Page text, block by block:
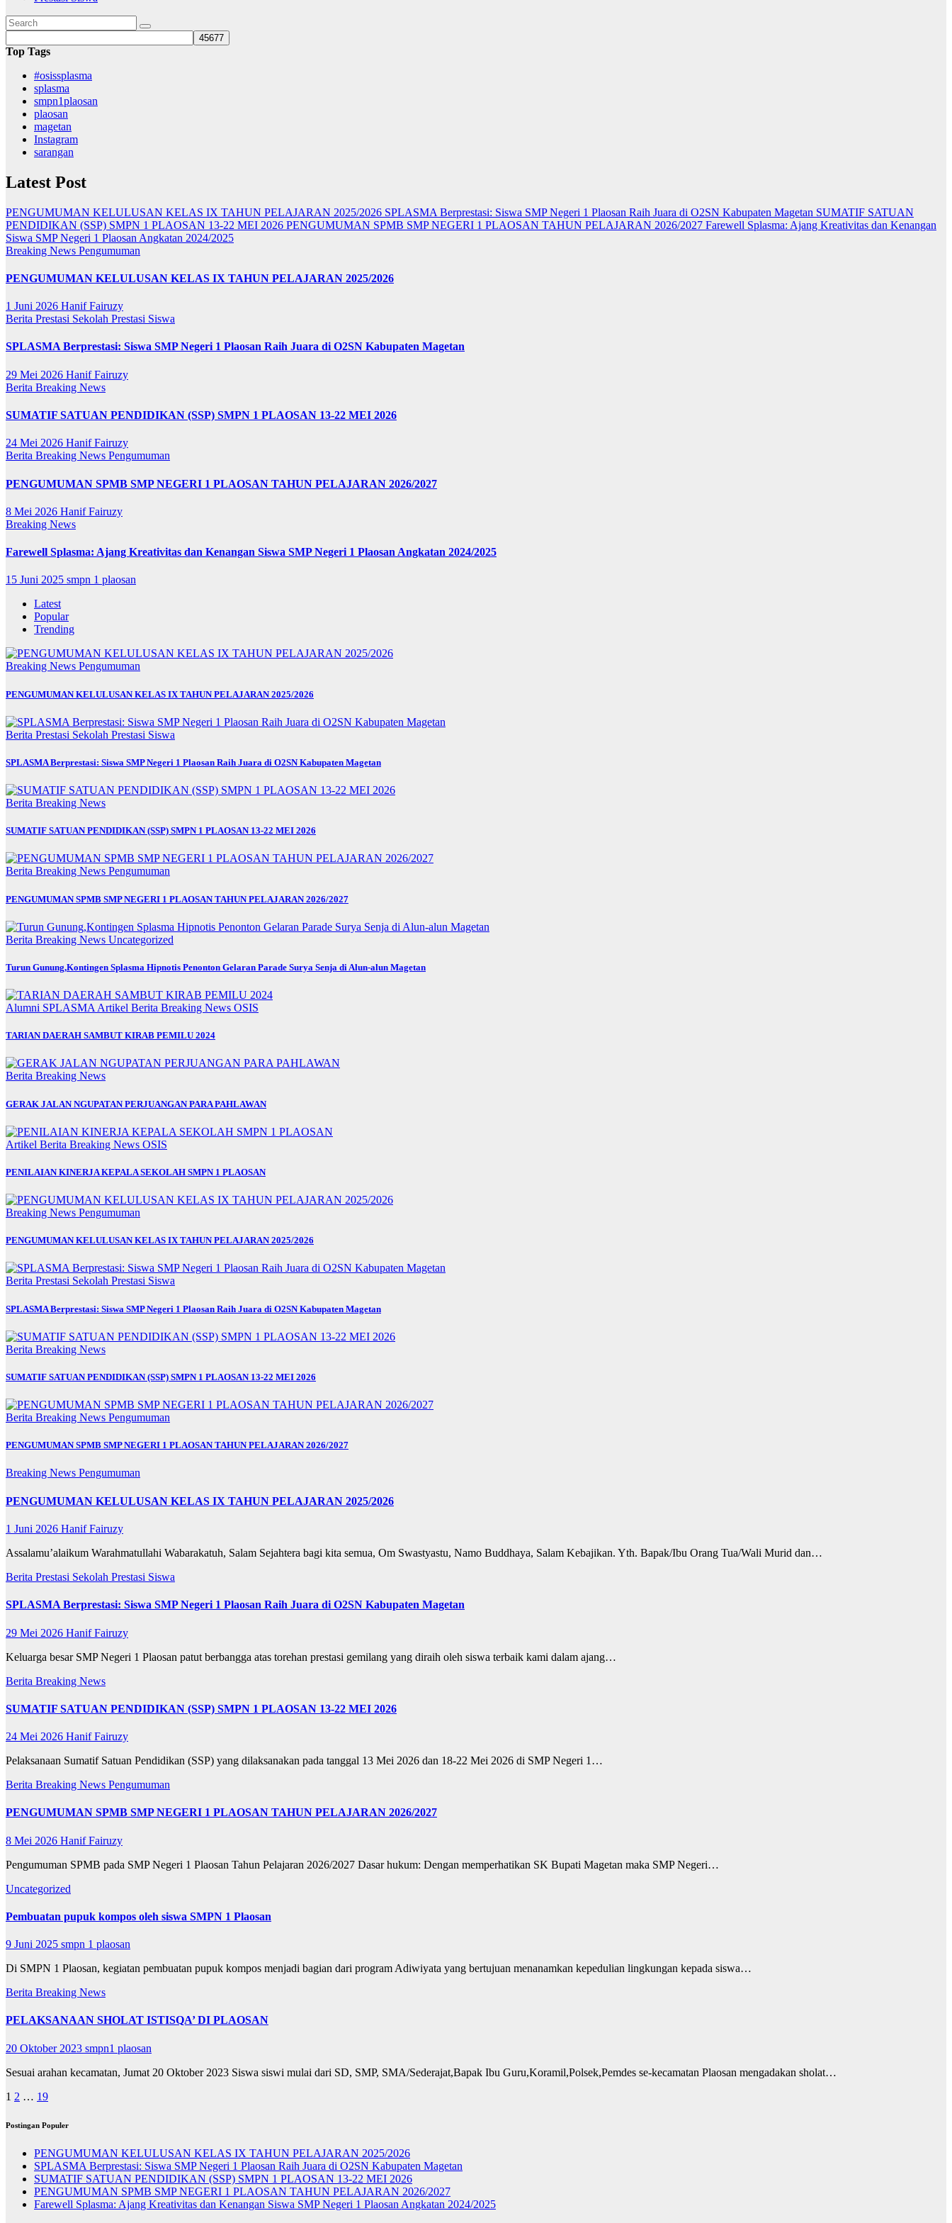
Top Tags
#osissplasma
splasma
smpn1plaosan
plaosan
magetan
Instagram
sarangan
Latest Post
PENGUMUMAN KELULUSAN KELAS IX TAHUN PELAJARAN 2025/2026 SPLASMA Berprestasi: Siswa SMP Negeri 1 Plaosan Raih Juara di O2SN Kabupaten Magetan SUMATIF SATUAN
PENDIDIKAN (SSP) SMPN 1 PLAOSAN 13-22 MEI 2026 PENGUMUMAN SPMB SMP NEGERI 1 PLAOSAN TAHUN PELAJARAN 2026/2027 Farewell Splasma: Ajang Kreativitas dan Kenangan
Siswa SMP Negeri 1 Plaosan Angkatan 2024/2025
Breaking News Pengumuman
PENGUMUMAN KELULUSAN KELAS IX TAHUN PELAJARAN 2025/2026
1 Juni 2026 Hanif Fairuzy
Berita Prestasi Sekolah Prestasi Siswa
SPLASMA Berprestasi: Siswa SMP Negeri 1 Plaosan Raih Juara di O2SN Kabupaten Magetan
29 Mei 2026 Hanif Fairuzy
Berita Breaking News
SUMATIF SATUAN PENDIDIKAN (SSP) SMPN 1 PLAOSAN 13-22 MEI 2026
24 Mei 2026 Hanif Fairuzy
Berita Breaking News Pengumuman
PENGUMUMAN SPMB SMP NEGERI 1 PLAOSAN TAHUN PELAJARAN 2026/2027
8 Mei 2026 Hanif Fairuzy
Breaking News
Farewell Splasma: Ajang Kreativitas dan Kenangan Siswa SMP Negeri 1 Plaosan Angkatan 2024/2025
15 Juni 2025 smpn 1 plaosan
Latest
Popular
Trending
Breaking News Pengumuman
PENGUMUMAN KELULUSAN KELAS IX TAHUN PELAJARAN 2025/2026
Berita Prestasi Sekolah Prestasi Siswa
SPLASMA Berprestasi: Siswa SMP Negeri 1 Plaosan Raih Juara di O2SN Kabupaten Magetan
Berita Breaking News
SUMATIF SATUAN PENDIDIKAN (SSP) SMPN 1 PLAOSAN 13-22 MEI 2026
Berita Breaking News Pengumuman
PENGUMUMAN SPMB SMP NEGERI 1 PLAOSAN TAHUN PELAJARAN 2026/2027
Berita Breaking News Uncategorized
Turun Gunung,Kontingen Splasma Hipnotis Penonton Gelaran Parade Surya Senja di Alun-alun Magetan
Alumni SPLASMA Artikel Berita Breaking News OSIS
TARIAN DAERAH SAMBUT KIRAB PEMILU 2024
Berita Breaking News
GERAK JALAN NGUPATAN PERJUANGAN PARA PAHLAWAN
Artikel Berita Breaking News OSIS
PENILAIAN KINERJA KEPALA SEKOLAH SMPN 1 PLAOSAN
Breaking News Pengumuman
PENGUMUMAN KELULUSAN KELAS IX TAHUN PELAJARAN 2025/2026
Berita Prestasi Sekolah Prestasi Siswa
SPLASMA Berprestasi: Siswa SMP Negeri 1 Plaosan Raih Juara di O2SN Kabupaten Magetan
Berita Breaking News
SUMATIF SATUAN PENDIDIKAN (SSP) SMPN 1 PLAOSAN 13-22 MEI 2026
Berita Breaking News Pengumuman
PENGUMUMAN SPMB SMP NEGERI 1 PLAOSAN TAHUN PELAJARAN 2026/2027
Breaking News Pengumuman
PENGUMUMAN KELULUSAN KELAS IX TAHUN PELAJARAN 2025/2026
1 Juni 2026 Hanif Fairuzy
Assalamu’alaikum Warahmatullahi Wabarakatuh, Salam Sejahtera bagi kita semua, Om Swastyastu, Namo Buddhaya, Salam Kebajikan. Yth. Bapak/Ibu Orang Tua/Wali Murid dan…
Berita Prestasi Sekolah Prestasi Siswa
SPLASMA Berprestasi: Siswa SMP Negeri 1 Plaosan Raih Juara di O2SN Kabupaten Magetan
29 Mei 2026 Hanif Fairuzy
Keluarga besar SMP Negeri 1 Plaosan patut berbangga atas torehan prestasi gemilang yang diraih oleh siswa terbaik kami dalam ajang…
Berita Breaking News
SUMATIF SATUAN PENDIDIKAN (SSP) SMPN 1 PLAOSAN 13-22 MEI 2026
24 Mei 2026 Hanif Fairuzy
Pelaksanaan Sumatif Satuan Pendidikan (SSP) yang dilaksanakan pada tanggal 13 Mei 2026 dan 18-22 Mei 2026 di SMP Negeri 1…
Berita Breaking News Pengumuman
PENGUMUMAN SPMB SMP NEGERI 1 PLAOSAN TAHUN PELAJARAN 2026/2027
8 Mei 2026 Hanif Fairuzy
Pengumuman SPMB pada SMP Negeri 1 Plaosan Tahun Pelajaran 2026/2027 Dasar hukum: Dengan memperhatikan SK Bupati Magetan maka SMP Negeri…
Uncategorized
Pembuatan pupuk kompos oleh siswa SMPN 1 Plaosan
9 Juni 2025 smpn 1 plaosan
Di SMPN 1 Plaosan, kegiatan pembuatan pupuk kompos menjadi bagian dari program Adiwiyata yang bertujuan menanamkan kepedulian lingkungan kepada siswa…
Berita Breaking News
PELAKSANAAN SHOLAT ISTISQA’ DI PLAOSAN
20 Oktober 2023 smpn1 plaosan
Sesuai arahan kecamatan, Jumat 20 Oktober 2023 Siswa siswi mulai dari SD, SMP, SMA/Sederajat,Bapak Ibu Guru,Koramil,Polsek,Pemdes se-kecamatan Plaosan mengadakan sholat…
Paginasi
pos
1 2 … 19
Postingan Populer
PENGUMUMAN KELULUSAN KELAS IX TAHUN PELAJARAN 2025/2026
SPLASMA Berprestasi: Siswa SMP Negeri 1 Plaosan Raih Juara di O2SN Kabupaten Magetan
SUMATIF SATUAN PENDIDIKAN (SSP) SMPN 1 PLAOSAN 13-22 MEI 2026
PENGUMUMAN SPMB SMP NEGERI 1 PLAOSAN TAHUN PELAJARAN 2026/2027
Farewell Splasma: Ajang Kreativitas dan Kenangan Siswa SMP Negeri 1 Plaosan Angkatan 2024/2025